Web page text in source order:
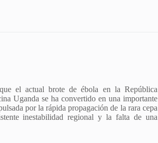
el actual brote de ébola en la República
Uganda se ha convertido en una importante
por la rápida propagación de la rara cepa
inestabilidad regional y la falta de una